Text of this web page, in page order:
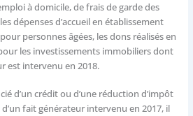
à domicile, de frais de garde des
dépenses d’accueil en établissement
personnes âgées, les dons réalisés en
les investissements immobiliers dont
est intervenu en 2018.
d’un crédit ou d’une réduction d’impôt
fait générateur intervenu en 2017, il